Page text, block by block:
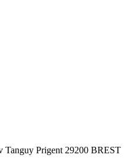
Prigent 29200 BREST